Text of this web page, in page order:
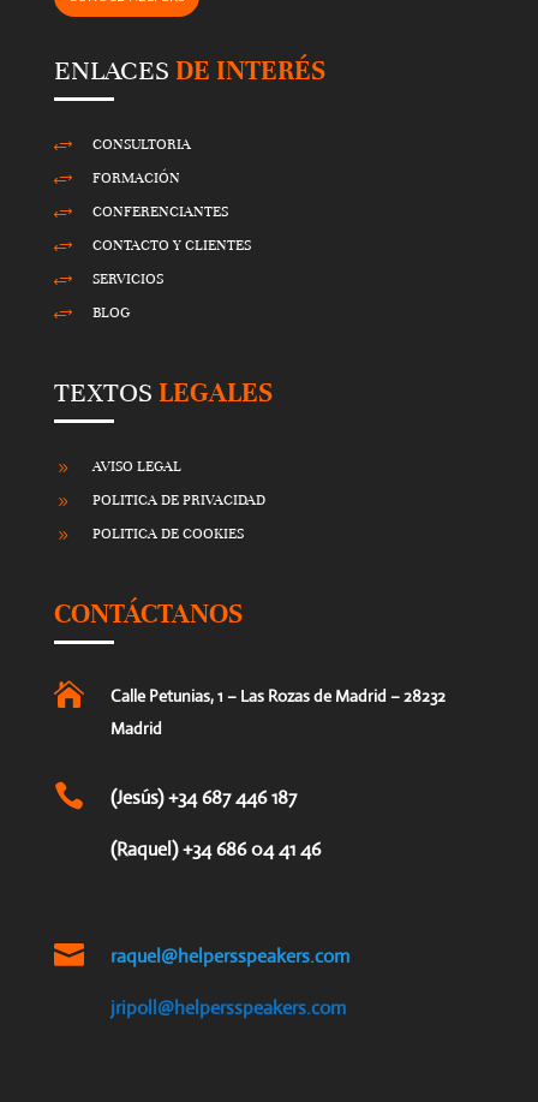
.
ENLACES DE INTERÉS
+ CONSULTORIA
+ FORMACIÓN
+ CONFERENCIANTES
+ CONTACTO Y CLIENTES
+ SERVICIOS
+ BLOG
TEXTOS LEGALES
9 AVISO LEGAL
9 POLITICA DE PRIVACIDAD
9 POLITICA DE COOKIES
CONTÁCTANOS

Calle Petunias, 1 – Las Rozas de Madrid – 28232
Madrid
 (Jesús) +34 687 446 187
(Raquel) +34 686 04 41 46
 raquel@helpersspeakers.com
jripoll@helpersspeakers.com